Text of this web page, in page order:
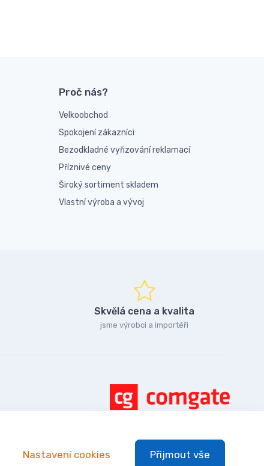
Proč nás?
Velkoobchod
Spokojení zákazníci
Bezodkladné vyřizování reklamací
Příznivé ceny
Široký sortiment skladem
Vlastní výroba a vývoj
Skvělá cena a kvalita
jsme výrobci a importéři
Nastavení cookies Přijmout vše